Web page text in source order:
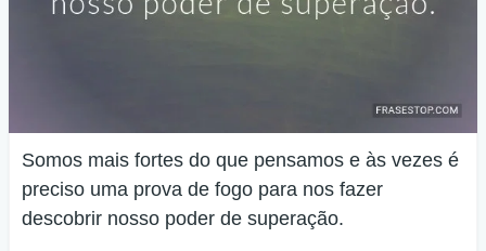
Somos mais fortes do que pensamos e às vezes é
preciso uma prova de fogo para nos fazer
descobrir nosso poder de superação.